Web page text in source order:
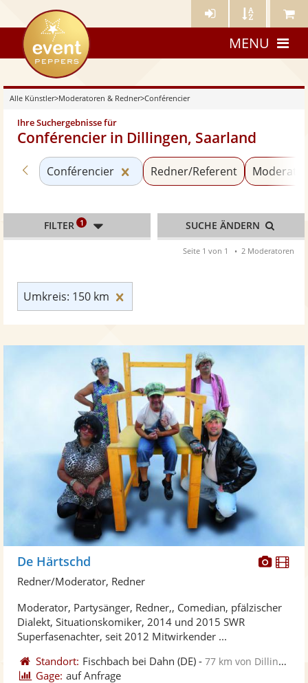
Künstler- Künstler Meine
eventpeppers
MENU
Alle Künstler>Moderatoren & Redner>Conférencier
Ihre Suchergebnisse für
Conférencier in Dillingen, Saarland
Zurück zu «Moderatoren & Redner»
Conférencier Kategorie «Conférencier»
Redner/Referent
Umkreis: 150 km
FILTER 1 SUCHE ÄNDERN
Seite 1 von 1 2 Moderatoren
Fotos
De Härtschd
Redner/Moderator, Redner
Moderator, Partysänger, Redner,, Comedian, pfälzischer
Dialekt, Situationskomiker, 2014 und 2015 SWR
Superfasenachter, seit 2012 Mitwirkender ...
Standort: Fischbach bei Dahn (DE) -77 km von Dillingen
Gage: auf Anfrage